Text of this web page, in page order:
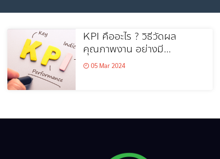
KPI คืออะไร ? วิธีวัดผล
คุณภาพงาน อย่างมี
ประสิทธิภาพ
05 Mar 2024